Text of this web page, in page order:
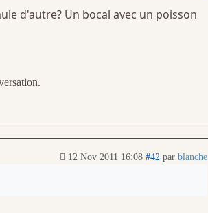
d'autre? Un bocal avec un poisson
12 Nov 2011 16:08 #42 par blanche